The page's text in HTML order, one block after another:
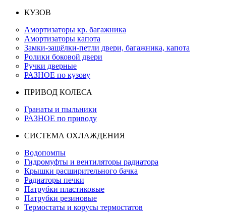
КУЗОВ
Амортизаторы кр. багажника
Амортизаторы капота
Замки-защёлки-петли двери, багажника, капота
Ролики боковой двери
Ручки дверные
РАЗНОЕ по кузову
ПРИВОД КОЛЕСА
Гранаты и пыльники
РАЗНОЕ по приводу
СИСТЕМА ОХЛАЖДЕНИЯ
Водопомпы
Гидромуфты и вентиляторы радиатора
Крышки расширительного бачка
Радиаторы печки
Патрубки пластиковые
Патрубки резиновые
Термостаты и корусы термостатов